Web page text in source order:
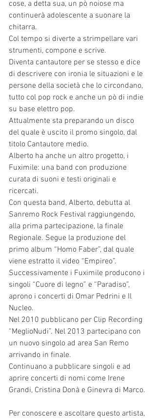
cose, a detta sua, un pò noiose ma
continuerà adolescente a suonare la
chitarra.
Col tempo si diverte a strimpellare vari
strumenti, compone e scrive.
Diventa cantautore per se stesso e dice
di descrivere con ironia le situazioni e le
persone della società che lo circondano,
tutto col pop rock e anche un pò di indie
su base elettro pop.
Attualmente sta preparando un disco
del quale è uscito il promo singolo, dal
titolo Cantautore medio.
Alberto ha anche un altro progetto, i
Fuximile: una band con produzione
curata di suoni e testi originali e
ricercati.
Con questa band, Alberto, debutta al
Sanremo Rock Festival raggiungendo,
alla prima partecipazione, la finale
Regionale. Segue la produzione del
primo album “Homo Faber”, dal quale
viene estratto il video “Empireo”.
Successivamente i Fuximile producono i
singoli “Cuore di legno” e “Paradiso”,
aprono i concerti di Omar Pedrini e Il
Nucleo.
Nel 2010 pubblicano per Clip Recording
“MeglioNudi”. Nel 2013 partecipano con
un nuovo singolo ad area San Remo
arrivando in finale.
Continuano a pubblicare singoli e ad
aprire concerti di nomi come Irene
Grandi, Cristina Donà e Ginevra di Marco.
Per conoscere e ascoltare questo artista,